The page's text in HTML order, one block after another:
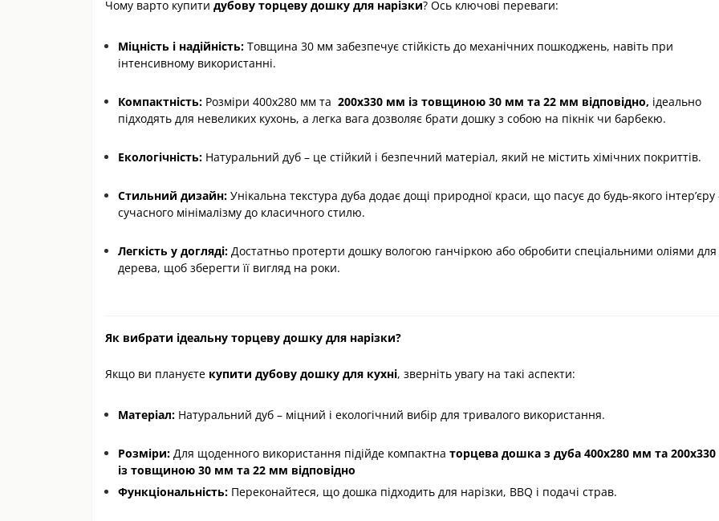
Чому варто купити дубову торцеву дошку для нарізки? Ось ключові переваги:
Міцність і надійність: Товщина 30 мм забезпечує стійкість до механічних пошкоджень, навіть при
інтенсивному використанні.
Компактність: Розміри 400х280 мм та 200х330 мм із товщиною 30 мм та 22 мм відповідно, ідеально
підходять для невеликих кухонь, а легка вага дозволяє брати дошку з собою на пікнік чи барбекю.
Екологічність: Натуральний дуб – це стійкий і безпечний матеріал, який не містить хімічних покриттів.
Стильний дизайн: Унікальна текстура дуба додає дощі природної краси, що пасує до будь-якого інтер’єру
сучасного мінімалізму до класичного стилю.
Легкість у догляді: Достатньо протерти дошку вологою ганчіркою або обробити спеціальними оліями для
дерева, щоб зберегти її вигляд на роки.
Як вибрати ідеальну торцеву дошку для нарізки?
Якщо ви плануєте купити дубову дошку для кухні, зверніть увагу на такі аспекти:
Матеріал: Натуральний дуб – міцний і екологічний вибір для тривалого використання.
Розміри: Для щоденного використання підійде компактна торцева дошка з дуба 400х280 мм та 200х330
із товщиною 30 мм та 22 мм відповідно
Функціональність: Переконайтеся, що дошка підходить для нарізки, BBQ і подачі страв.